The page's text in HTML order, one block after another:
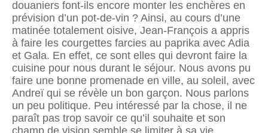
douaniers font-ils encore monter les enchères en
prévision d’un pot-de-vin ? Ainsi, au cours d’une
matinée totalement oisive, Jean-François a appris
à faire les courgettes farcies au paprika avec Adia
et Gala. En effet, ce sont elles qui devront faire la
cuisine pour nous durant le séjour. Nous avons pu
faire une bonne promenade en ville, au soleil, avec
Andreï qui se révèle un bon garçon. Nous parlons
un peu politique. Peu intéressé par la chose, il ne
pa­raît pas trop savoir ce qu’il souhaite et son
champ de vision semble se limiter à sa vie